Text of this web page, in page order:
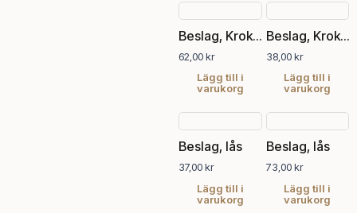
Beslag, Krok gammal antik
62,00kr
Lägg till i
varukorg
Beslag, Krok svart antik, handgjord
38,00kr
Lägg till i
varukorg
Beslag, lås
37,00kr
Lägg till i
varukorg
Beslag, lås
73,00kr
Lägg till i
varukorg